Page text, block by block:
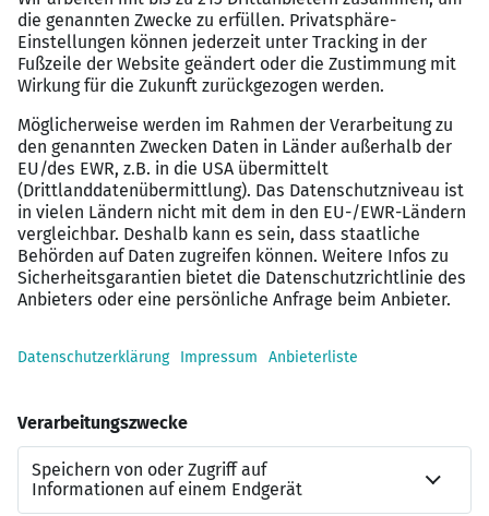
Technologien
Du bringst Motivation und Engagement mit, Dich
in einem vielfältigen Aufgabenbereich
Du arbeitest gerne im Team
Der souveräne und freundliche Umgang mit
Kunden ist Dir wichtig
Du hast immer eine gute Idee parat
für Dich die Möglichkeit auf eine Übernahme mit
zahlreichen Entwicklungsmöglichkeiten
Haben wir Dein Interesse geweckt?! Dann freuen wir